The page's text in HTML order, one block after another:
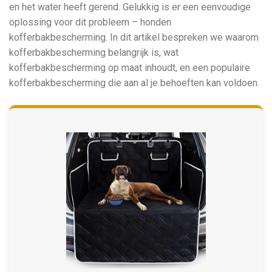
en het water heeft gerend. Gelukkig is er een eenvoudige
oplossing voor dit probleem – honden
kofferbakbescherming. In dit artikel bespreken we waarom
kofferbakbescherming belangrijk is, wat
kofferbakbescherming op maat inhoudt, en een populaire
kofferbakbescherming die aan al je behoeften kan voldoen.